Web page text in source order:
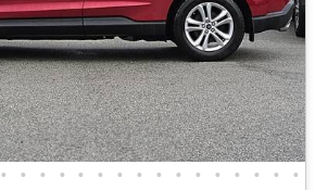
• • • • • • • • • • • • • • • •